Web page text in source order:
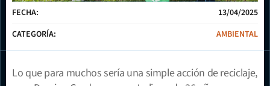
FECHA:
13/04/2025
CATEGORÍA:
AMBIENTAL
Lo que para muchos sería una simple acción de reciclaje,